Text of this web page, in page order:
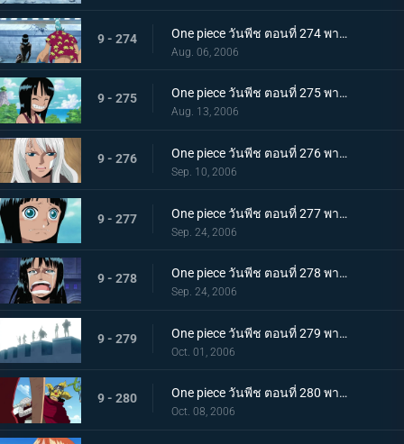
9 - 274 One piece วันพีช ตอนที่ 274 พากย์ไทย ตอบสิโรบิ้น! เสียงตะโกนของกลุ่มหมวกฟาง!
Aug. 06, 2006
9 - 275 One piece วันพีช ตอนที่ 275 พากย์ไทย อดีตของโรบิ้น! สาวน้อยที่ถูกเรียกว่าปีศาจ!
Aug. 13, 2006
9 - 276 One piece วันพีช ตอนที่ 276 พากย์ไทย แม่ลูกฟ้าลิขิต ชื่อของแม่คือ "โอลิเวีย"
Sep. 10, 2006
9 - 277 One piece วันพีช ตอนที่ 277 พากย์ไทย โศกนาฏกรรมของโอฮาร่า! ความหวาดหวั่นของบัสเตอร์คอล!
Sep. 24, 2006
9 - 278 One piece วันพีช ตอนที่ 278 พากย์ไทย พูดออกมาสิว่าอยากจะมีชีวิตอยู่! พวกเราคือพวกพ้อง!!
Sep. 24, 2006
9 - 279 One piece วันพีช ตอนที่ 279 พากย์ไทย กระโดดลงไป! ความรู้สึกของลูฟี่!!
Oct. 01, 2006
9 - 280 One piece วันพีช ตอนที่ 280 พากย์ไทย เส้นทางของลูกผู้ชาย! คำสัญญาของโซโลและความฝันของอุซป
Oct. 08, 2006